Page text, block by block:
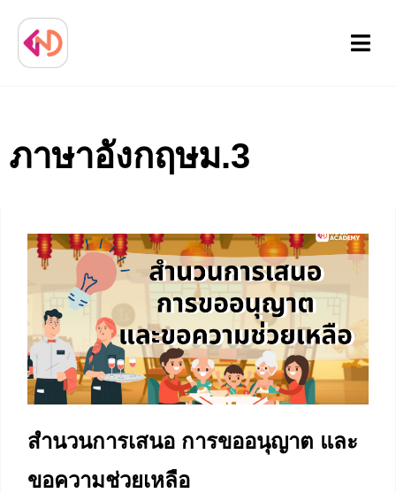
Menu
ภาษาอังกฤษม.3
สำนวนการเสนอ การขออนุญาต และ
ขอความช่วยเหลือ